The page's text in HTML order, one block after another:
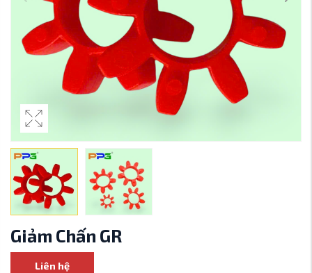
Giảm Chấn GR
Liên hệ